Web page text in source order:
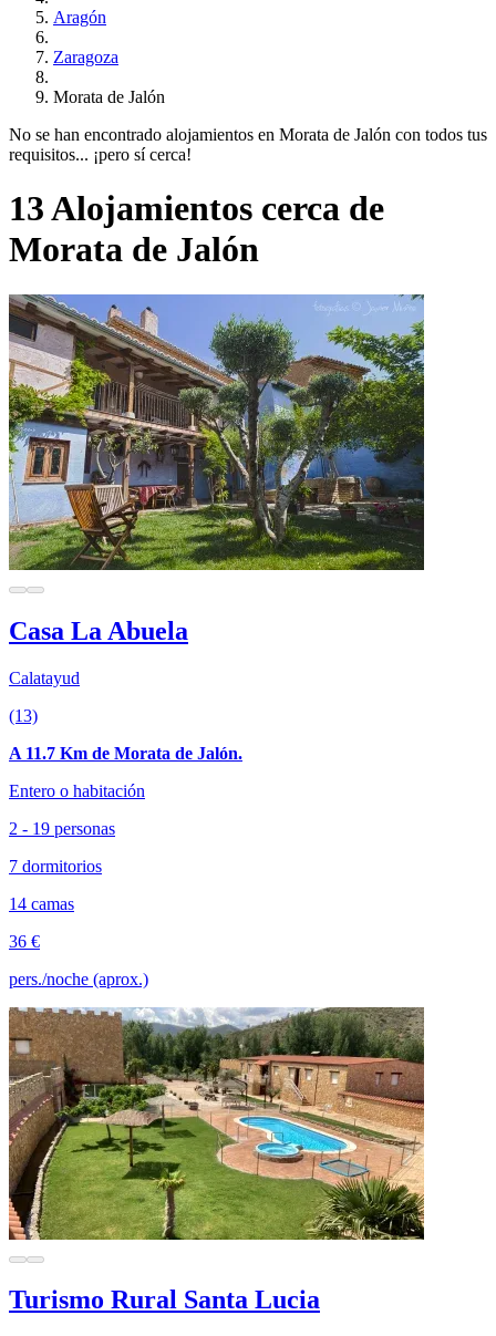
Aragón
Zaragoza
Morata de Jalón
No se han encontrado alojamientos en Morata de Jalón con todos tus
requisitos... ¡pero sí cerca!
13 Alojamientos cerca de
Morata de Jalón
Casa La Abuela
Calatayud
(13)
A 11.7 Km de Morata de Jalón.
Entero o habitación
2 - 19 personas
7 dormitorios
14 camas
36 €
pers./noche (aprox.)
Turismo Rural Santa Lucia